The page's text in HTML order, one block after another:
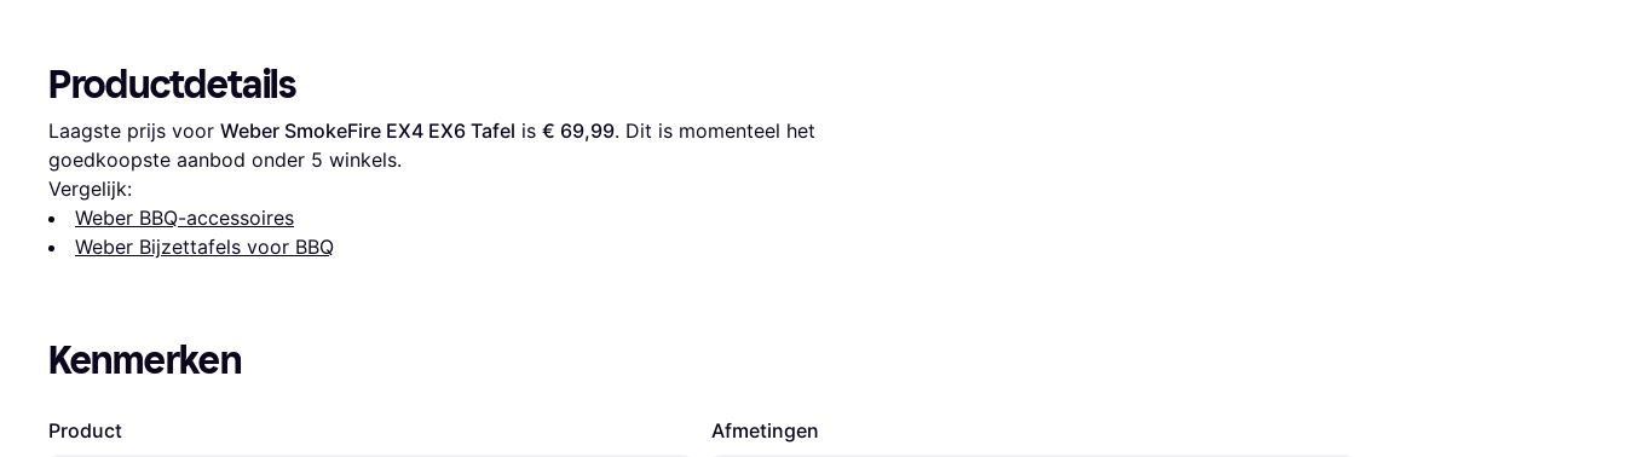
Productdetails
Laagste prijs voor Weber SmokeFire EX4 EX6 Tafel is € 69,99. Dit is momenteel het
goedkoopste aanbod onder 5 winkels.
Vergelijk:
Weber BBQ-accessoires
Weber Bijzettafels voor BBQ
Kenmerken
Product Afmetingen